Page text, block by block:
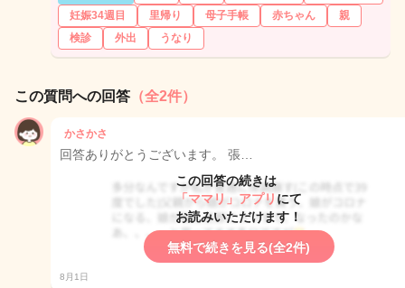
妊娠34週目
里帰り 母子手帳 赤ちゃん
親
検診
外出 うなり
この質問への回答 （全2件）
かさかさ
回答ありがとうございます。 張…
この回答の続きは
「ママリ」アプリ にて
お読みいただけます！
無料で続きを見る(全2件)
8月1日